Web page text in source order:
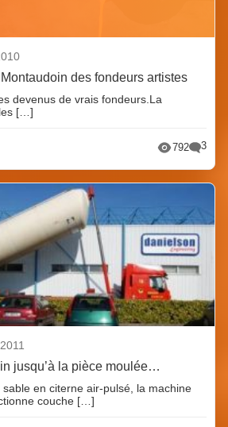
des fondeurs artistes
devenus de vrais fondeurs.La
[…]
792 3
jusqu’à la pièce moulée…
en citerne air-pulsé, la machine
couche […]